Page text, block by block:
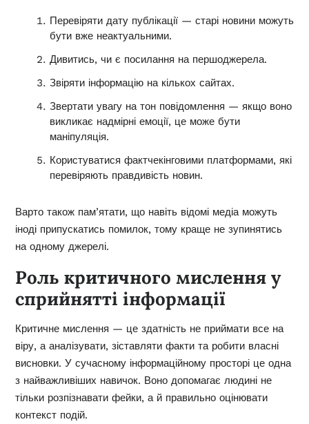
Перевіряти дату публікації — старі новини можуть
бути вже неактуальними.
Дивитись, чи є посилання на першоджерела.
Звіряти інформацію на кількох сайтах.
Звертати увагу на тон повідомлення — якщо воно
викликає надмірні емоції, це може бути
маніпуляція.
Користуватися фактчекінговими платформами, які
перевіряють правдивість новин.
Варто також пам’ятати, що навіть відомі медіа можуть
іноді припускатись помилок, тому краще не зупинятись
на одному джерелі.
Роль критичного мислення у
сприйнятті інформації
Критичне мислення — це здатність не приймати все на
віру, а аналізувати, зіставляти факти та робити власні
висновки. У сучасному інформаційному просторі це одна
з найважливіших навичок. Воно допомагає людині не
тільки розпізнавати фейки, а й правильно оцінювати
контекст подій.